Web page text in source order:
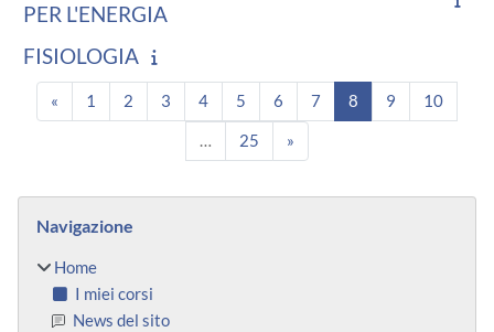
PER L'ENERGIA
FISIOLOGIA
« Pagina precedente
1 Pagina 1
2 Pagina 2
3 Pagina 3
4Pagina 4
5 Pagina 5
6 Pagina 6
7 Pagina 7
8 Pagina 8
9 Pagina 9
10
… 25Pagina 25
»Pagina successiva
Blocchi
Navigazione
Home
I miei corsi
News del sito